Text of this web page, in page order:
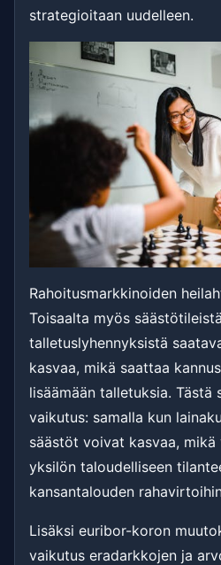
strategioitaan uudelleen.
Rahoitusmarkkinoiden
Toisaalta myös
talletuslyhennyksistä
kasvaa, mikä saattaa
lisäämään talletuksia. Tästä
vaikutus: samalla kun
säästöt voivat kasvaa, mikä
yksilön taloudelliseen
kansantalouden
Lisäksi euribor-koron
vaikutus eradarkkojen ja